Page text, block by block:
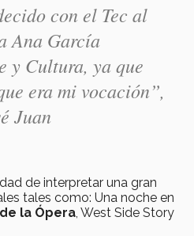
con el Tec al
Ana García
y Cultura, ya que
era mi vocación”,
Juan
de interpretar una gran
tales como: Una noche en
la Ópera , West Side Story